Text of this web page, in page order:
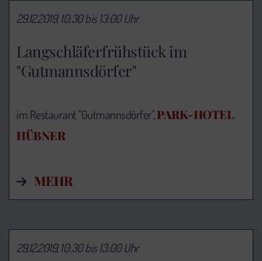
Langschläferfrühstück im
"Gutmannsdörfer"
29.12.2019, 10:30 bis 13:00 Uhr
im Restaurant "Gutmannsdörfer",PARK-HOTEL
HÜBNER
MEHR
29.12.2019, 10:30 bis 13:00 Uhr